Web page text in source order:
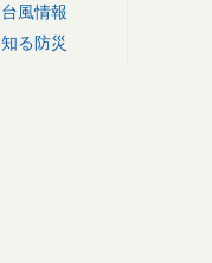
台風情報
知る防災